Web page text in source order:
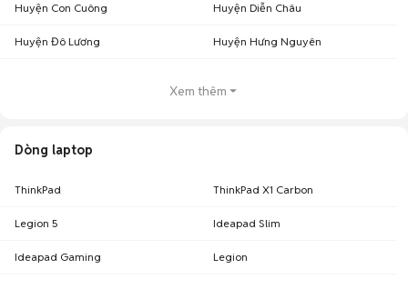
Huyện Con Cuông Huyện Diễn Châu
Huyện Đô Lương Huyện Hưng Nguyên
Xem thêm
Dòng laptop
ThinkPad ThinkPad X1 Carbon
Legion 5 Ideapad Slim
Ideapad Gaming Legion